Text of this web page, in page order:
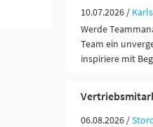
10.07.2026 /
Werde
Team ein
inspiriere mit
06.08.2026 /